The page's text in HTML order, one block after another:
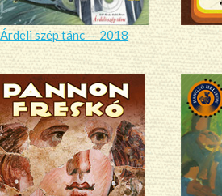
Árdeli szép tánc — 2018